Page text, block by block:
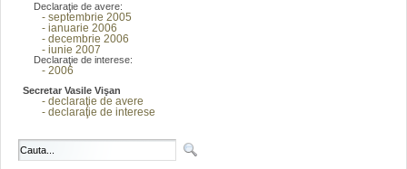
Declaraţie de avere:
- septembrie 2005
- ianuarie 2006
- decembrie 2006
- iunie 2007
Declaraţie de interese:
- 2006
Secretar Vasile Vişan
- declaraţie de avere
- declaraţie de interese